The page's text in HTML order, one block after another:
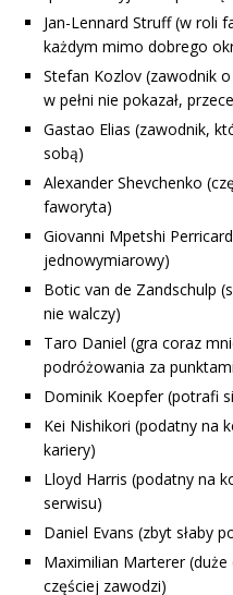
Jan-Lennard Struff (w roli
każdym mimo dobrego
Stefan Kozlov (zawodnik
w pełni nie pokazał,
Gastao Elias (zawodnik,
sobą)
Alexander Shevchenko
faworyta)
Giovanni Mpetshi
jednowymiarowy)
Botic van de Zandschulp
nie walczy)
Taro Daniel (gra coraz
podróżowania za
Dominik Koepfer (potrafi
Kei Nishikori (podatny na
kariery)
Lloyd Harris (podatny na
serwisu)
Daniel Evans (zbyt słaby
Maximilian Marterer
częściej zawodzi)